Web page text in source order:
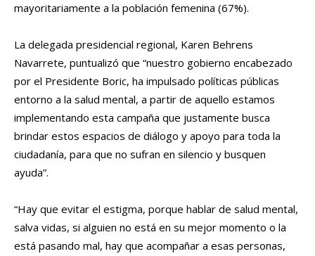
mayoritariamente a la población femenina (67%).
La delegada presidencial regional, Karen Behrens
Navarrete, puntualizó que “nuestro gobierno encabezado
por el Presidente Boric, ha impulsado políticas públicas
entorno a la salud mental, a partir de aquello estamos
implementando esta campaña que justamente busca
brindar estos espacios de diálogo y apoyo para toda la
ciudadanía, para que no sufran en silencio y busquen
ayuda”.
“Hay que evitar el estigma, porque hablar de salud mental,
salva vidas, si alguien no está en su mejor momento o la
está pasando mal, hay que acompañar a esas personas,